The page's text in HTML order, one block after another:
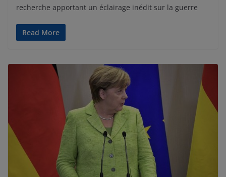
recherche apportant un éclairage inédit sur la guerre
Read More